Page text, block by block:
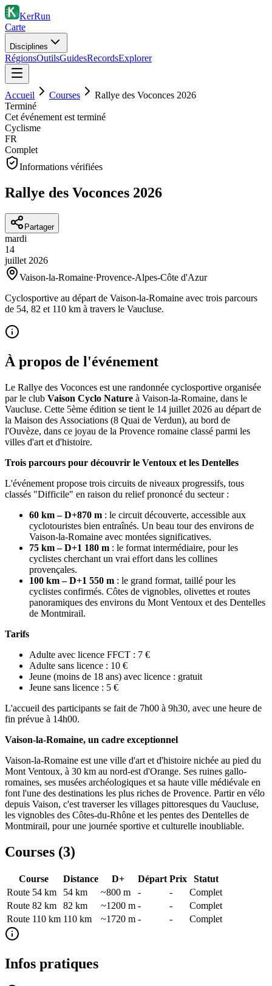
KerRun
Carte
Disciplines
RégionsOutilsGuidesRecordsExplorer
Accueil Courses
Rallye des Voconces 2026
Terminé
Cet événement est terminé
Cyclisme
FR
Complet
Informations vérifiées
Rallye des Voconces 2026
Partager
mardi
14
juillet 2026
Vaison-la-Romaine·Provence-Alpes-Côte d'Azur
Cyclosportive au départ de Vaison-la-Romaine avec trois parcours
de 54, 82 et 110 km à travers le Vaucluse.
À propos de l'événement
Le Rallye des Voconces est une randonnée cyclosportive organisée
par le club Vaison Cyclo Nature à Vaison-la-Romaine, dans le
Vaucluse. Cette 5ème édition se tient le 14 juillet 2026 au départ de
la Maison des Associations (8 Quai de Verdun), au bord de
l'Ouvèze, dans ce joyau de la Provence romaine classé parmi les
villes d'art et d'histoire.
Trois parcours pour découvrir le Ventoux et les Dentelles
L'événement propose trois circuits de niveaux progressifs, tous
classés "Difficile" en raison du relief prononcé du secteur :
60 km – D+870 m : le circuit découverte, accessible aux
cyclotouristes bien entraînés. Un beau tour des environs de
Vaison-la-Romaine avec montées significatives.
75 km – D+1 180 m : le format intermédiaire, pour les
cyclistes cherchant un vrai effort dans les collines
provençales.
100 km – D+1 550 m : le grand format, taillé pour les
cyclistes confirmés. Côtes de vignobles, olivettes et routes
panoramiques des environs du Mont Ventoux et des Dentelles
de Montmirail.
Tarifs
Adulte avec licence FFCT : 7 €
Adulte sans licence : 10 €
Jeune (moins de 18 ans) avec licence : gratuit
Jeune sans licence : 5 €
L'accueil des participants se fait de 7h00 à 9h30, avec une heure de
fin prévue à 14h00.
Vaison-la-Romaine, un cadre exceptionnel
Vaison-la-Romaine est une ville d'art et d'histoire nichée au pied du
Mont Ventoux, à 30 km au nord-est d'Orange. Ses ruines gallo-
romaines, ses musées archéologiques et sa haute ville médiévale en
font l'une des destinations les plus riches de Provence. Partir en vélo
depuis Vaison, c'est traverser les villages pittoresques du Vaucluse,
les vignobles des Côtes-du-Rhône et les pentes des Dentelles de
Montmirail, pour une journée sportive et culturelle inoubliable.
Courses (3)
Course Distance D+ Départ Prix
Statut
Route 54 km
54 km ~800 m - -
Complet
Route 82 km
82 km ~1200 m - -
Complet
Route 110 km 110 km ~1720 m - - Complet
Infos pratiques